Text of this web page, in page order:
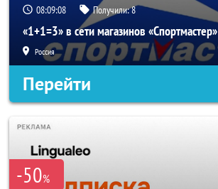
08:09:06 Получили:8
«1+1=3» в сети магазинов «Спортмастер»
Россия
Перейти
-50%